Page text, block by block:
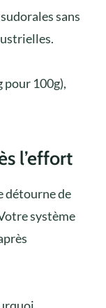
sans
pour 100g),
l’effort
détourne de
système